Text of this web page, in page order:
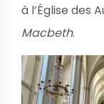
à l’Église des
Macbeth.